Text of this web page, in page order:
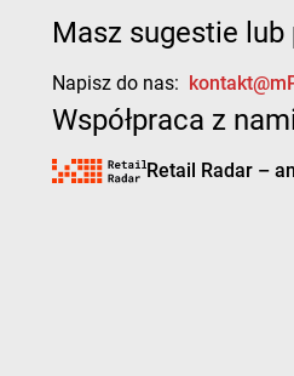
Masz sugestie lub
Napisz do nas:
Współpraca z
Retail Radar –